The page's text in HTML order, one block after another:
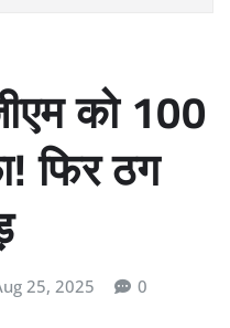
को 100
फिर ठग
25, 2025 0